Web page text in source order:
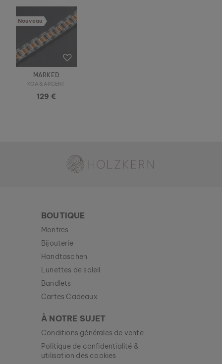
Nouveau
Nouveau
MARKED
KOA & ARGENT
129 €
BOUTIQUE
Montres
Bijouterie
Handtaschen
Lunettes de soleil
Bandlets
Cartes Cadeaux
À NOTRE SUJET
Conditions générales de vente
Politique de confidentialité &
utilisation des cookies